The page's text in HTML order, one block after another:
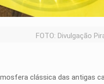
FOTO: Divulgação
clássica das antigas